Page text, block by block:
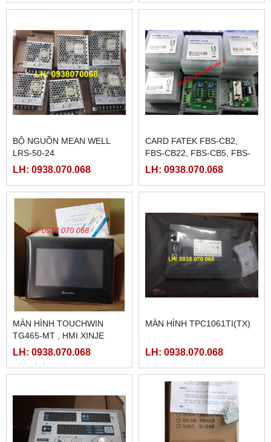
BỘ NGUỒN MEAN WELL
LRS-50-24
LH: 0938.070.068
CARD FATEK FBS-CB2,
FBS-CB22, FBS-CB5, FBS-
CB25, FBS-CB55
LH: 0938.070.068
MÀN HÌNH TOUCHWIN
TG465-MT , HMI XINJE
TG465-MT
LH: 0938.070.068
MÀN HÌNH TPC1061TI(TX)
LH: 0938.070.068